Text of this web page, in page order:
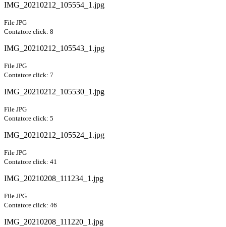
IMG_20210212_105554_1.jpg
File JPG
Contatore click: 8
IMG_20210212_105543_1.jpg
File JPG
Contatore click: 7
IMG_20210212_105530_1.jpg
File JPG
Contatore click: 5
IMG_20210212_105524_1.jpg
File JPG
Contatore click: 41
IMG_20210208_111234_1.jpg
File JPG
Contatore click: 46
IMG_20210208_111220_1.jpg